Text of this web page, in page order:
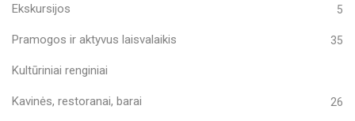
Ekskursijos 5
Pramogos ir aktyvus laisvalaikis 35
Kultūriniai renginiai
Kavinės, restoranai, barai 26